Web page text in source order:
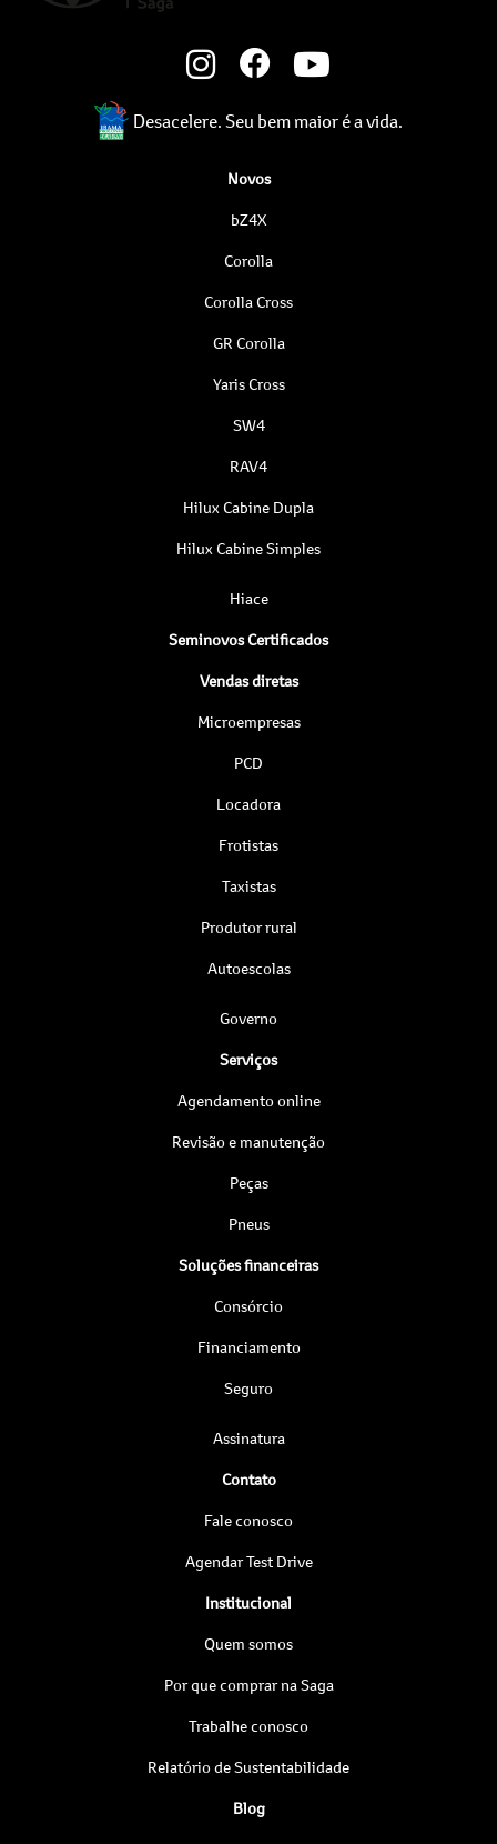
Desacelere. Seu bem maior é a vida.
Novos
bZ4X
Corolla
Corolla Cross
GR Corolla
Yaris Cross
SW4
RAV4
Hilux Cabine Dupla
Hilux Cabine Simples
Hiace
Seminovos Certificados
Vendas diretas
Microempresas
PCD
Locadora
Frotistas
Taxistas
Produtor rural
Autoescolas
Governo
Serviços
Agendamento online
Revisão e manutenção
Peças
Pneus
Soluções financeiras
Consórcio
Financiamento
Seguro
Assinatura
Contato
Fale conosco
Agendar Test Drive
Institucional
Quem somos
Por que comprar na Saga
Trabalhe conosco
Relatório de Sustentabilidade
Blog